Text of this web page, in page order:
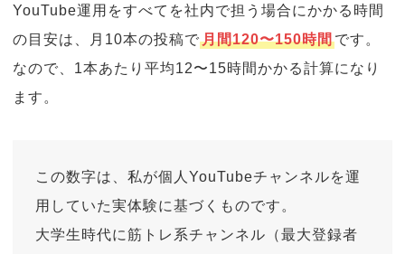
YouTube運用をすべてを社内で担う場合にかかる時間
の目安は、月10本の投稿で月間120〜150時間です。
なので、1本あたり平均12〜15時間かかる計算になり
ます。
この数字は、私が個人YouTubeチャンネルを運
用していた実体験に基づくものです。
大学生時代に筋トレ系チャンネル（最大登録者